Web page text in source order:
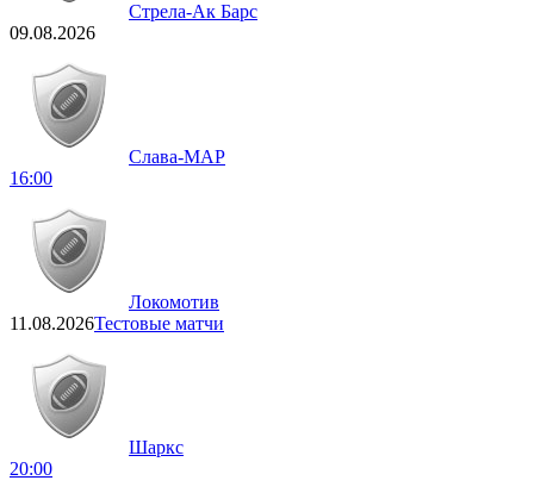
Стрела-Ак Барс
09.08.2026
Слава-МАР
16:00
Локомотив
11.08.2026Тестовые матчи
Шаркс
20:00